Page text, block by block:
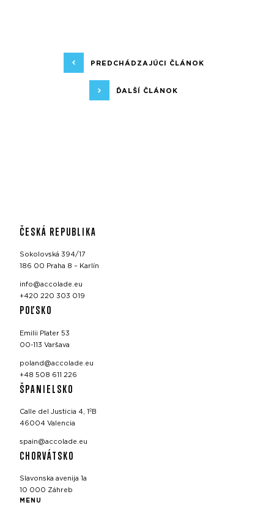
PREDCHÁDZAJÚCI ČLÁNOK
ĎALŠÍ ČLÁNOK
ČESKÁ REPUBLIKA
Sokolovská 394/17
186 00 Praha 8 – Karlín
info@accolade.eu
+420 220 303 019
POĽSKO
Emilii Plater 53
00-113 Varšava
poland@accolade.eu
+48 508 611 226
ŠPANIELSKO
Calle del Justicia 4, 1ºB
46004 Valencia
spain@accolade.eu
CHORVÁTSKO
Slavonska avenija 1a
10 000 Záhreb
MENU